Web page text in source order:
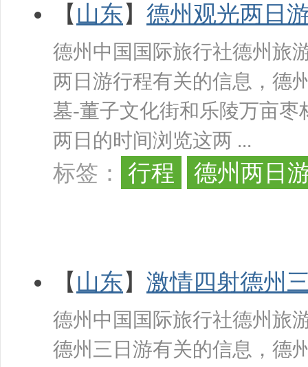
【山东】 德州观光两日
德州中国国际旅行社德州旅
两日游行程有关的信息，德
墓-董子文化街和乐陵万亩
两日的时间浏览这两 ...
标签： 行程 德州两日
【山东】 激情四射德州
德州中国国际旅行社德州旅
德州三日游有关的信息，德